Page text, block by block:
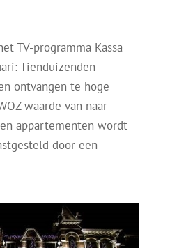
TV-programma Kassa
Tienduizenden
ontvangen te hoge
waarde van naar
appartementen wordt
door een